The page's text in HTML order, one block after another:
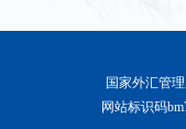
国家外汇管
网站标识码